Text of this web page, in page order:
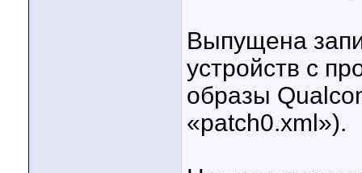
Выпущена
устройств с
образы
«patch0.xml»).